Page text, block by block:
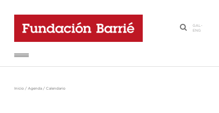
·
GAL-
ENG
Inicio / Agenda / Calendario